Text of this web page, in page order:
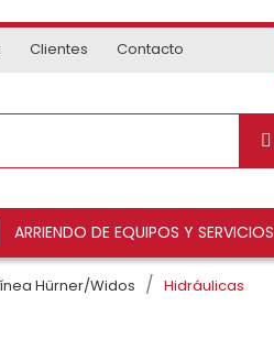
Clientes Contacto
ARRIENDO DE EQUIPOS Y SERVICIOS
Hürner/Widos Hidráulicas